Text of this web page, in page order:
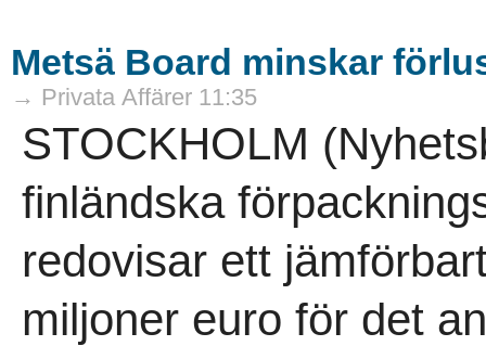
Metsä Board minskar
→ Privata Affärer 11:35
STOCKHOLM
finländska
redovisar ett
miljoner euro för det